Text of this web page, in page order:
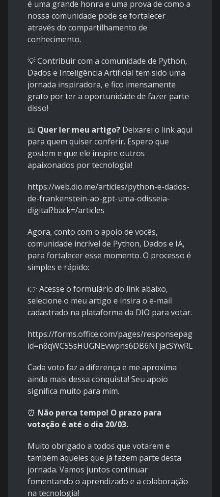
é uma grande honra e uma prova de como a
nossa comunidade pode se fortalecer
através do compartilhamento de
conhecimento.
💡 Contribuir com a comunidade de Python,
Dados e Inteligência Artificial tem sido uma
jornada inspiradora, e fico imensamente
grato por ter a oportunidade de fazer parte
disso!
📖 Quer ler meu artigo? Deixarei o link aqui
para quem quiser conferir. Espero que
gostem e que ele inspire outros
apaixonados por tecnologia!
https://web.dio.me/articles/python-e-dados-
de-frankenstein-ao-gpt-uma-odisseia-
digital?back=/articles
Agora, conto com o apoio de vocês,
comunidade incrível de Python, Dados e IA,
para fortalecer esse momento. O processo é
simples e rápido:
👉 Acesse o formulário do link abaixo,
selecione o meu artigo e insira o e-mail
cadastrado na plataforma da DIO para votar.
https://forms.office.com/pages/responsepage.aspx?
Cada voto faz a diferença e me aproxima
ainda mais dessa conquista! Seu apoio
significa muito para mim.
⏰ Não perca tempo! O prazo para
votação é até o dia 20/03.
Muito obrigado a todos que votarem e
também àqueles que já fazem parte desta
jornada. Vamos juntos continuar
fomentando o aprendizado e a colaboração
na tecnologia!